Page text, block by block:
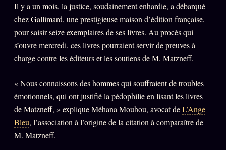
Il y a un mois, la justice, soudainement enhardie, a débarqué
chez Gallimard, une prestigieuse maison d’édition française,
pour saisir seize exemplaires de ses livres. Au procès qui
s’ouvre mercredi, ces livres pourraient servir de preuves à
charge contre les éditeurs et les soutiens de M. Matzneff.
« Nous connaissons des hommes qui souffraient de troubles
émotionnels, qui ont justifié la pédophilie en lisant les livres
de Matzneff, » explique Méhana Mouhou, avocat deL’Ange
Bleu, l’association à l’origine de la citation à comparaître de
M. Matzneff.